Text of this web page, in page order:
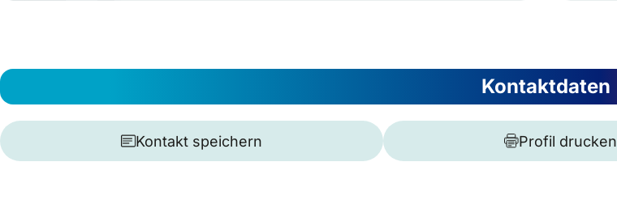
Kontaktdaten
Kontakt speichern Profil drucken